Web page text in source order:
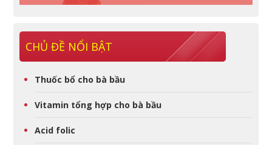
CHỦ ĐỀ NỔI BẬT
Thuốc bổ cho bà bầu
Vitamin tổng hợp cho bà bầu
Acid folic